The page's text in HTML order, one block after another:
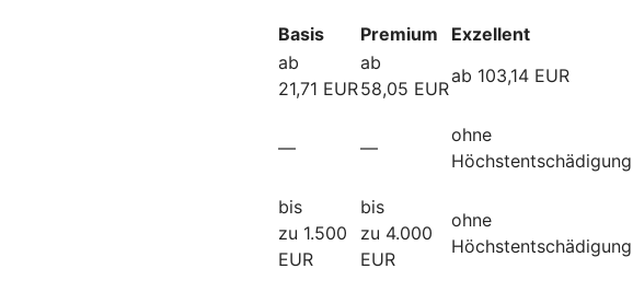
Basis Premium Exzellent
ab
21,71 EUR
ab
58,05 EUR
ab 103,14 EUR
— —
ohne
Höchstentschädigung
bis
zu 1.500
EUR
bis
zu 4.000
EUR
ohne
Höchstentschädigung